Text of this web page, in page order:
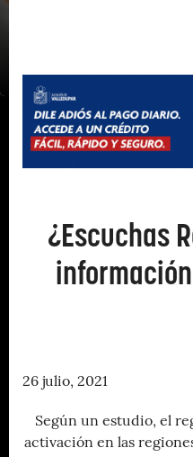
¿Escuchas
26 julio, 2021
Según un estudio, el
activación en las